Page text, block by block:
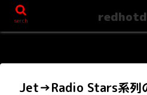
Jet→Radio Stars系列
serch